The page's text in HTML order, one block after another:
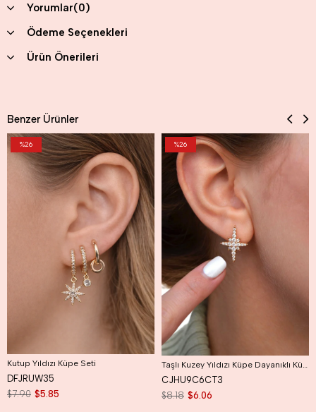
Yorumlar(0)
Ödeme Seçenekleri
Ürün Önerileri
Benzer Ürünler
Kutup Yıldızı Küpe Seti
DFJRUW35
$5.85
$7.90
%26
Taşlı Kuzey Yıldızı Küpe Dayanıklı Küpe Kutup Yıldızı Küpe
CJHU9C6CT3
$6.06
$8.18
%26